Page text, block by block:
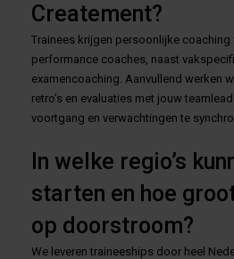
Createment?
Trainees krijgen persoonlijke coaching
performance coaches, naast
examencoaching. Aanvullend werken
retro’s en evaluaties met jouw
voortgang en verwachtingen te
In welke regio’s
starten en hoe
op doorstroom?
We leveren traineeships door heel